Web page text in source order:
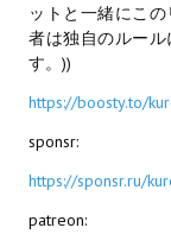
Mass Effect 2
Mass Effect 3
Divinity Original
Dragon Age:
ットと一緒にこ
者は独自のルー
す。))
https://boosty.to/
sponsr:
https://sponsr.ru/
patreon: